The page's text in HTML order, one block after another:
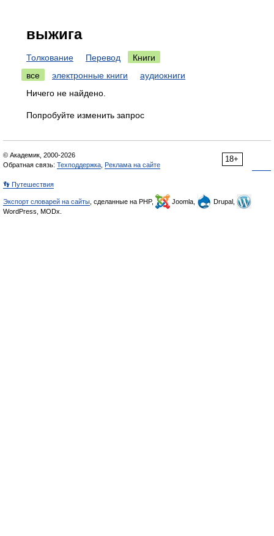
выжига
Толкование Перевод
Книги
все
электронные книги
аудиокниги
Ничего не найдено.
Попробуйте изменить запрос
18+
© Академик, 2000-2026
Обратная связь: Техподдержка Реклама на сайте
👣 Путешествия
Экспорт словарей на сайты , сделанные на PHP, Joomla,
Drupal,
WordPress, MODx.